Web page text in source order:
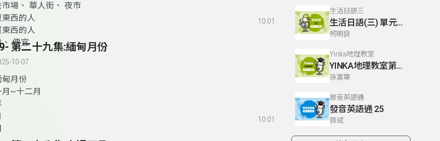
市場、 華人街、 夜市
東西的人
東西的人
、 便宜
10:01
第二十九集:緬甸月份
10-07
甸月份
月~十二月
10:01
生活日語三
生活日語(三) 單元二十四 你想買什麼樣的東西呢？
柯明良
Yinka地理教室
YINKA地理教室第四冊 P60
孫寅華
發音英語通
發音英語通 25
齊斌